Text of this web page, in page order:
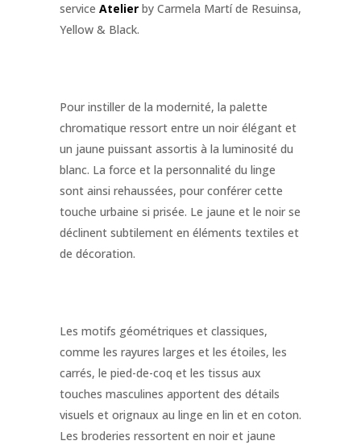
service Atelier by Carmela Martí de Resuinsa,
Yellow & Black.
Pour instiller de la modernité, la palette
chromatique ressort entre un noir élégant et
un jaune puissant assortis à la luminosité du
blanc. La force et la personnalité du linge
sont ainsi rehaussées, pour conférer cette
touche urbaine si prisée. Le jaune et le noir se
déclinent subtilement en éléments textiles et
de décoration.
Les motifs géométriques et classiques,
comme les rayures larges et les étoiles, les
carrés, le pied-de-coq et les tissus aux
touches masculines apportent des détails
visuels et orignaux au linge en lin et en coton.
Les broderies ressortent en noir et jaune